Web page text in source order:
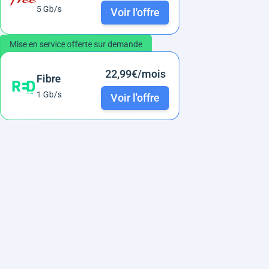
5 Gb/s
Voir l'offre
Mise en service offerte sur demande
Fibre
1 Gb/s
22,99€/mois
Voir l'offre